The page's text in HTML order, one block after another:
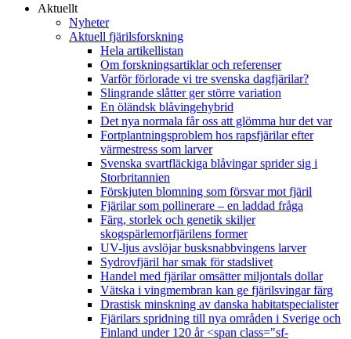
Aktuellt
Nyheter
Aktuell fjärilsforskning
Hela artikellistan
Om forskningsartiklar och referenser
Varför förlorade vi tre svenska dagfjärilar?
Slingrande slåtter ger större variation
En öländsk blåvingehybrid
Det nya normala får oss att glömma hur det var
Fortplantningsproblem hos rapsfjärilar efter
värmestress som larver
Svenska svartfläckiga blåvingar sprider sig i
Storbritannien
Förskjuten blomning som försvar mot fjäril
Fjärilar som pollinerare – en laddad fråga
Färg, storlek och genetik skiljer
skogspärlemorfjärilens former
UV-ljus avslöjar busksnabbvingens larver
Sydrovfjäril har smak för stadslivet
Handel med fjärilar omsätter miljontals dollar
Vätska i vingmembran kan ge fjärilsvingar färg
Drastisk minskning av danska habitatspecialister
Fjärilars spridning till nya områden i Sverige och
Finland under 120 år <span class="sf-